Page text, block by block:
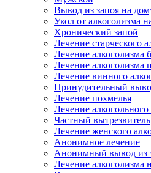
Вывод из запоя на
Укол от алкоголизма
Хронический запой
Лечение старческого
Лечение алкоголизма
Лечение алкоголизма
Лечение винного
Принудительный
Лечение похмелья
Лечение алкогольного
Частный вытрезвитель
Лечение женского
Анонимное лечение
Анонимный вывод из
Лечение алкоголизма